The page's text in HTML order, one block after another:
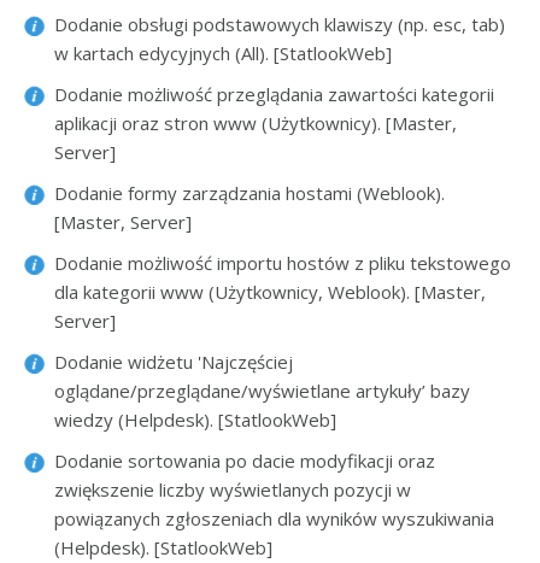
Dodanie obsługi podstawowych klawiszy (np. esc, tab)
w kartach edycyjnych (All). [StatlookWeb]
Dodanie możliwość przeglądania zawartości kategorii
aplikacji oraz stron www (Użytkownicy). [Master,
Server]
Dodanie formy zarządzania hostami (Weblook).
[Master, Server]
Dodanie możliwość importu hostów z pliku tekstowego
dla kategorii www (Użytkownicy, Weblook). [Master,
Server]
Dodanie widżetu 'Najczęściej
oglądane/przeglądane/wyświetlane artykuły’ bazy
wiedzy (Helpdesk). [StatlookWeb]
Dodanie sortowania po dacie modyfikacji oraz
zwiększenie liczby wyświetlanych pozycji w
powiązanych zgłoszeniach dla wyników wyszukiwania
(Helpdesk). [StatlookWeb]